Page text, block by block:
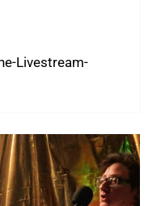
Livestream-